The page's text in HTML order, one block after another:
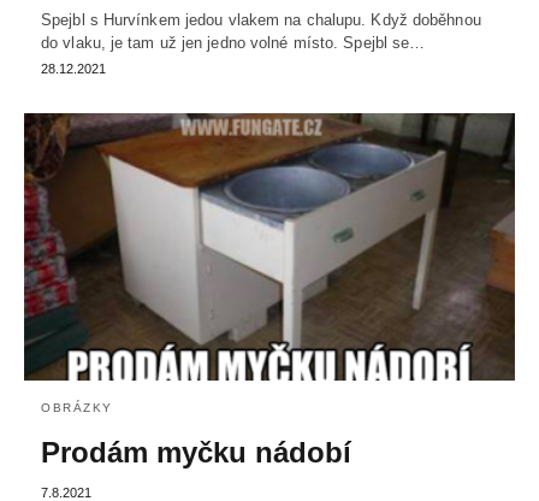
Spejbl s Hurvínkem jedou vlakem na chalupu. Když doběhnou
do vlaku, je tam už jen jedno volné místo. Spejbl se…
28.12.2021
OBRÁZKY
Prodám myčku nádobí
7.8.2021